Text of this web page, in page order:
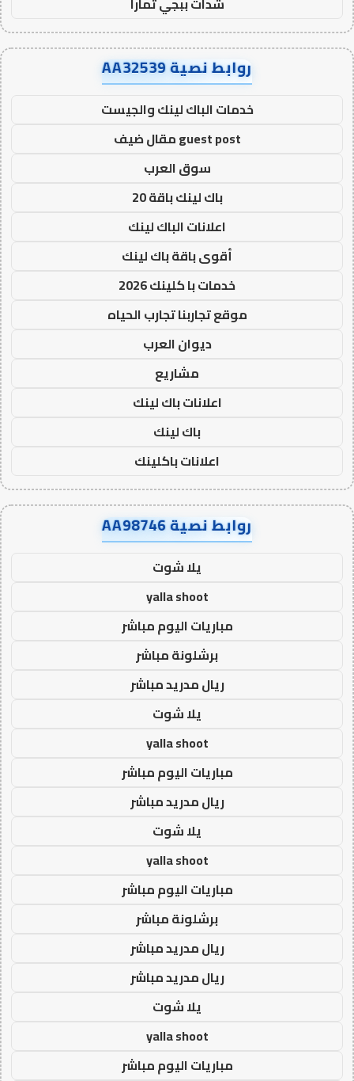
روابط نصية AA32539
خدمات الباك لينك والجيست
guest post مقال ضيف
سوق العرب
باك لينك باقة 20
اعلانات الباك لينك
أقوى باقة باك لينك
خدمات با كلينك 2026
موقع تجاربنا تجارب الحياه
ديوان العرب
مشاريع
اعلانات باك لينك
باك لينك
اعلانات باكلينك
روابط نصية AA98746
يلا شوت
yalla shoot
مباريات اليوم مباشر
برشلونة مباشر
ريال مدريد مباشر
يلا شوت
yalla shoot
مباريات اليوم مباشر
ريال مدريد مباشر
يلا شوت
yalla shoot
مباريات اليوم مباشر
برشلونة مباشر
ريال مدريد مباشر
ريال مدريد مباشر
يلا شوت
yalla shoot
مباريات اليوم مباشر